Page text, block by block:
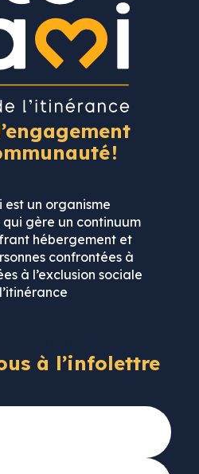
!
est un organisme
gère un continuum
hébergement et
confrontées à
à l’exclusion sociale
à l’infolettre
votre CV +